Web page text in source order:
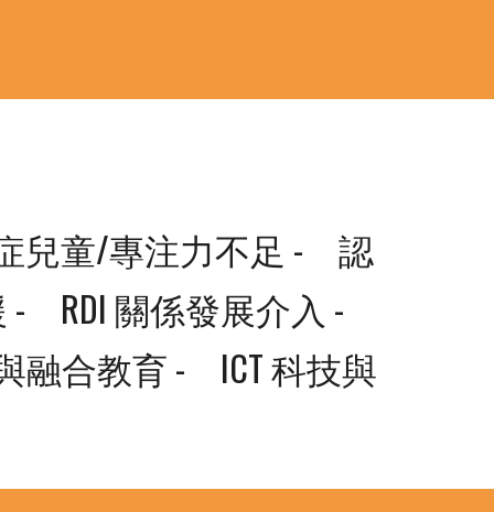
兒童/專注力不足 -　認
　RDI 關係發展介入 -
融合教育 -　ICT 科技與